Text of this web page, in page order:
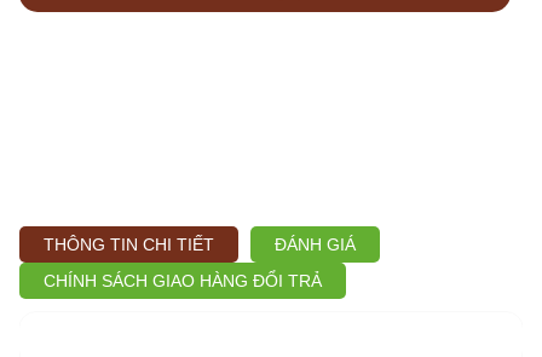
THÔNG TIN CHI TIẾT
ĐÁNH GIÁ
CHÍNH SÁCH GIAO HÀNG ĐỔI TRẢ